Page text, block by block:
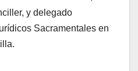
y delegado
Sacramentales en